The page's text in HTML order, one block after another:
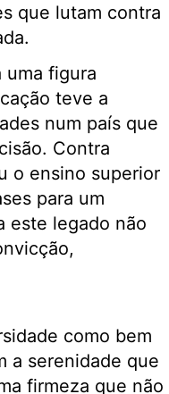
que lutam contra
figura
teve a
num país que
Contra
o ensino superior
para um
este legado não
como bem
a serenidade que
firmeza que não